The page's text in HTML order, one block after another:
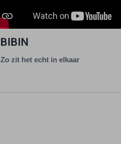
BIBIN
Zo zit het echt in elkaar